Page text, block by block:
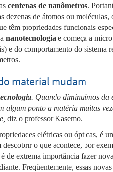
centenas de nanômetros.
dezenas de átomos ou moléculas,
têm propriedades funcionais
nanotecnologia e começa a
e do comportamento do sistema
material mudam
. Quando diminuímos da
algum ponto a matéria muitas
diz o professor Kasemo.
elétricas ou ópticas, é
descobrir o que acontece, por
de extrema importância fazer
Freqüentemente, essas